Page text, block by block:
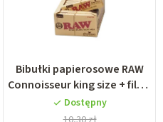
Bibułki papierosowe RAW
Connoisseur king size + filtry
gotowe skręcone
Dostępny